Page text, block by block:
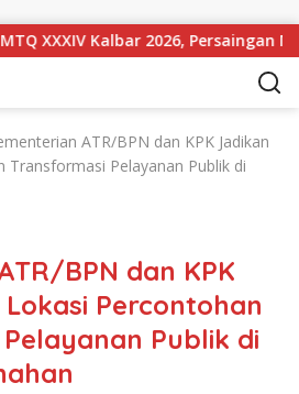
Kalbar 2026, Persaingan Masih
ATR/BPN dan KPK Jadikan
Transformasi Pelayanan Publik di
BPN dan KPK
Percontohan
Publik di